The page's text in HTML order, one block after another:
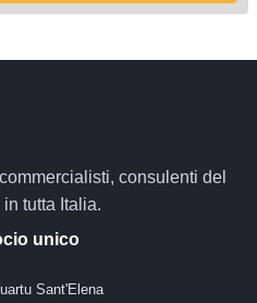
consulenti del
tutta Italia.
unico
Sant'Elena